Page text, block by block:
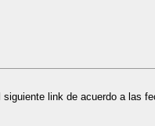
link de acuerdo a las